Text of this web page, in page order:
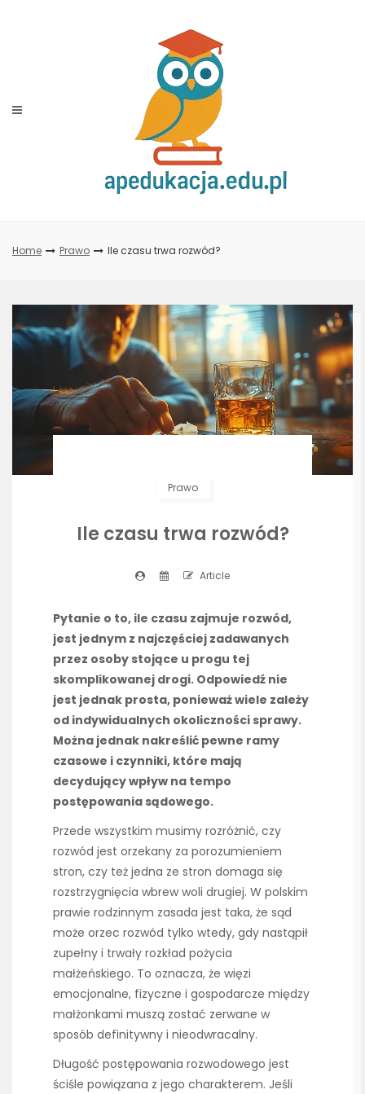
Home Prawo Ile czasu trwa rozwód?
Prawo
Ile czasu trwa rozwód?
Article
Pytanie o to, ile czasu zajmuje rozwód,
jest jednym z najczęściej zadawanych
przez osoby stojące u progu tej
skomplikowanej drogi. Odpowiedź nie
jest jednak prosta, ponieważ wiele zależy
od indywidualnych okoliczności sprawy.
Można jednak nakreślić pewne ramy
czasowe i czynniki, które mają
decydujący wpływ na tempo
postępowania sądowego.
Przede wszystkim musimy rozróżnić, czy
rozwód jest orzekany za porozumieniem
stron, czy też jedna ze stron domaga się
rozstrzygnięcia wbrew woli drugiej. W polskim
prawie rodzinnym zasada jest taka, że sąd
może orzec rozwód tylko wtedy, gdy nastąpił
zupełny i trwały rozkład pożycia
małżeńskiego. To oznacza, że więzi
emocjonalne, fizyczne i gospodarcze między
małżonkami muszą zostać zerwane w
sposób definitywny i nieodwracalny.
Długość postępowania rozwodowego jest
ściśle powiązana z jego charakterem. Jeśli